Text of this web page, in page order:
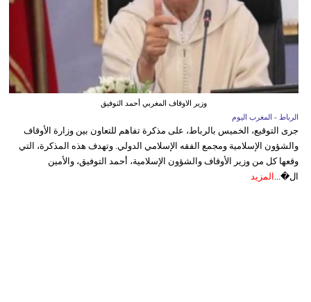
وزير الاوقاف المغربي أحمد التوفيق
الرباط - المغرب اليوم
جرى التوقيع، الخميس بالرباط، على مذكرة تفاهم للتعاون بين وزارة الأوقاف
والشؤون الإسلامية ومجمع الفقه الإسلامي الدولي. وتهدف هذه المذكرة، التي
وقعها كل من وزير الأوقاف والشؤون الإسلامية، أحمد التوفيق، والأمين
ال�... المزيد